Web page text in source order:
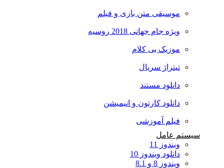
موسیقی متن بازی و فیلم
ویژه جام جهانی 2018 روسیه
موزیک بی کلام
تیتراژ سریال
دانلود مستند
دانلود کارتون و انیمیشن
فیلم آموزشی
سیستم عامل
ویندوز 11
دانلود ویندوز 10
ویندوز 8 و 8.1